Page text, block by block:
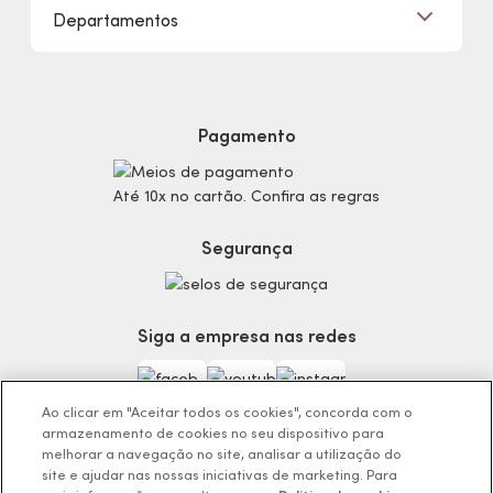
Trabalhe Conosco
Mapa do Site
Preferências de Cookies
Consumidor.gov.br
Código de defesa do consumidor
Trocas e Devoluções
Departamentos
Produtos Masculinos
Teste do Tom de Base
Teste da Fragrância Perfeita
Encontre o Presente Ideal!
Beauty Week
Guia da Beleza Eudora
Pagamento
Até 10x no cartão. Confira as regras
Segurança
Siga a empresa nas redes
Ao clicar em "Aceitar todos os cookies", concorda com o
armazenamento de cookies no seu dispositivo para
melhorar a navegação no site, analisar a utilização do
site e ajudar nas nossas iniciativas de marketing. Para